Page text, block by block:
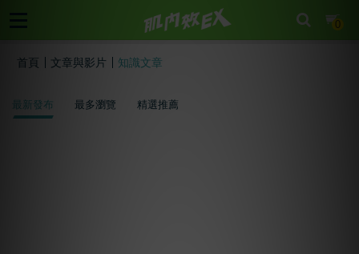
0
首頁 文章與影片 知識文章
最新發布 最多瀏覽 精選推薦